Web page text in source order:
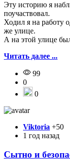
Эту историю я
поучаствовал.
Ходил я на работу
же улице.
А на этой улице
Читать далее ...
99
0
0
Viktoria +50
1 год назад
Сытно и